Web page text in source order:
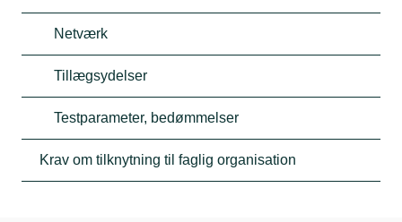
Netværk
Tillægsydelser
Testparameter, bedømmelser
Krav om tilknytning til faglig organisation